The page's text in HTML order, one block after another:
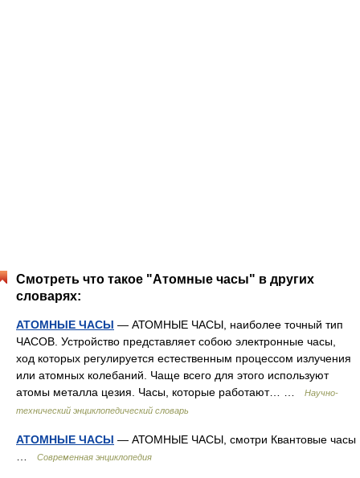
Смотреть что такое "Атомные часы" в других
словарях:
АТОМНЫЕ ЧАСЫ — АТОМНЫЕ ЧАСЫ, наиболее точный тип
ЧАСОВ. Устройство представляет собою электронные часы,
ход которых регулируется естественным процессом излучения
или атомных колебаний. Чаще всего для этого используют
атомы металла цезия. Часы, которые работают… …
Научно-
технический энциклопедический словарь
АТОМНЫЕ ЧАСЫ — АТОМНЫЕ ЧАСЫ, смотри Квантовые часы
Современная энциклопедия